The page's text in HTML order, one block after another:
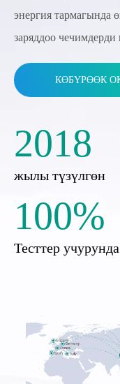
энергия тармагында
заряддоо
КӨБҮРӨӨК
2018
жылы түзүлгөн
100%
Тесттер учурунда